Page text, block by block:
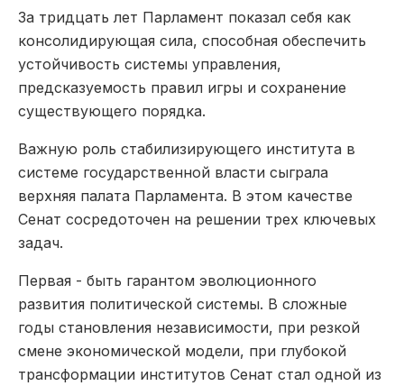
За тридцать лет Парламент показал себя как
консолидирующая сила, способная обеспечить
устойчивость системы управления,
предсказуемость правил игры и сохранение
существующего порядка.
Важную роль стабилизирующего института в
системе государственной власти сыграла
верхняя палата Парламента. В этом качестве
Сенат сосредоточен на решении трех ключевых
задач.
Первая ­- быть гарантом эволюционного
развития политической системы. В сложные
годы становления независимости, при резкой
смене экономической модели, при глубокой
трансформации институтов Сенат стал одной из